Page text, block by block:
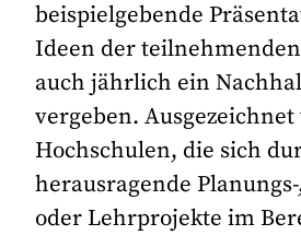
beispielgebende
Ideen der
auch jährlich ein
vergeben.
Hochschulen, die sich
herausragende
oder Lehrprojekte im